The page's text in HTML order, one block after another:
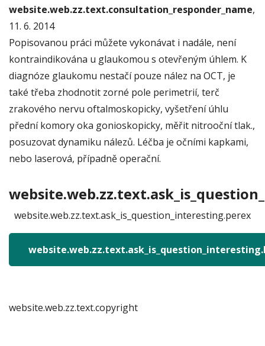
website.web.zz.text.consultation_responder_name,
11. 6. 2014
Popisovanou práci můžete vykonávat i nadále, není
kontraindikována u glaukomou s otevřeným úhlem. K
diagnóze glaukomu nestačí pouze nález na OCT, je
také třeba zhodnotit zorné pole perimetrií, terč
zrakového nervu oftalmoskopicky, vyšetření úhlu
přední komory oka gonioskopicky, měřit nitrooční tlak.,
posuzovat dynamiku nálezů. Léčba je očními kapkami,
nebo laserová, případně operační.
website.web.zz.text.ask_is_question_interesting.perex
website.web.zz.text.copyright